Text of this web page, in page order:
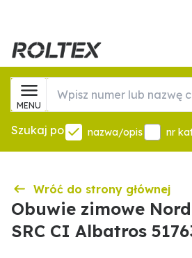
MENU
Szukaj po nazwa/opis nr
Wróć do strony głównej
Obuwie zimowe
SRC CI Albatros